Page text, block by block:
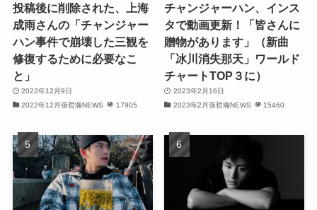
(30)
(32)
(32)
(29)
投稿後に削除された、上海
成雨さんの「チャンジャー
ハン事件で崩壊した三観を
修復するために必要なこ
と」
2022年12月9日
2022年12月張哲瀚NEWS
17905
チャンジャーハン、インス
タで動画更新！「皆さんに
贈物があります」（新曲
「冰川消失那天」ワールド
チャートTOP３に）
2023年2月16日
2023年2月張哲瀚NEWS
15460